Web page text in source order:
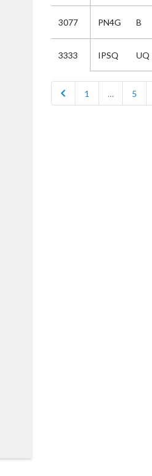
3077 PN4G B
3333 IPSQ UQ
chevron_left 1 … 5